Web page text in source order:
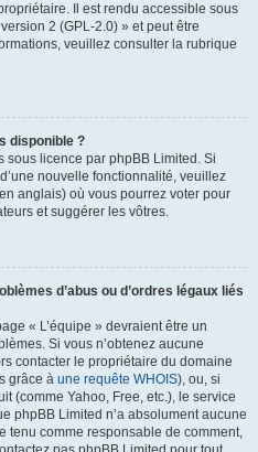
Il est rendu accessible sous
2 (GPL-2.0) » et peut être
veuillez consulter la rubrique
disponible ?
sous licence par phpBB Limited. Si
nouvelle fonctionnalité, veuillez
anglais) où vous pourrez voter pour
et suggérer les vôtres.
d’abus ou d’ordres légaux liés
« L’équipe » devraient être un
Si vous n’obtenez aucune
contacter le propriétaire du domaine
grâce à une requête WHOIS), ou, si
(comme Yahoo, Free, etc.), le service
phpBB Limited n’a absolument aucune
tenu comme responsable de comment,